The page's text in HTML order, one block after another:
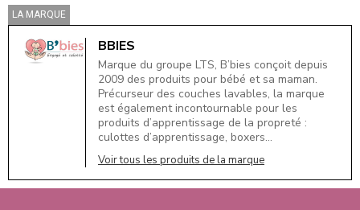
LA MARQUE
BBIES
Marque du groupe LTS, B’bies conçoit depuis
2009 des produits pour bébé et sa maman.
Précurseur des couches lavables, la marque
est également incontournable pour les
produits d’apprentissage de la propreté :
culottes d’apprentissage, boxers…
Voir tous les produits de la marque